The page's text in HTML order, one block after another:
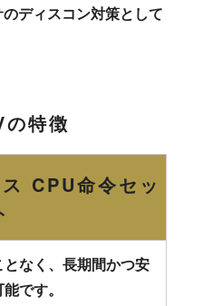
ディスコン対策として
特徴
CPU命令セッ
なく、長期間かつ安
です。